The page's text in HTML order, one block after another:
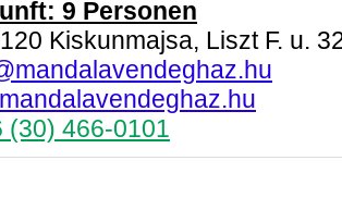
9 Personen
Kiskunmajsa, Liszt F. u.
(30) 466-0101